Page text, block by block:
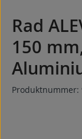
Rad
150
Produktnummer:
Bildergalerie